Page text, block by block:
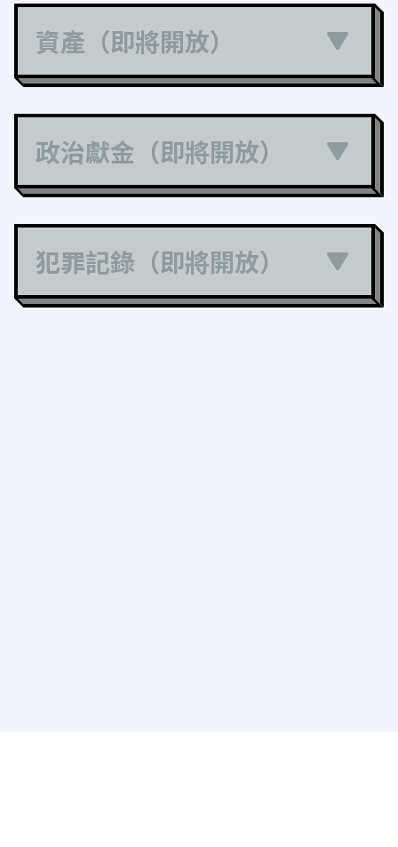
資產（即將開放）
政治獻金（即將開放）
犯罪記錄（即將開放）